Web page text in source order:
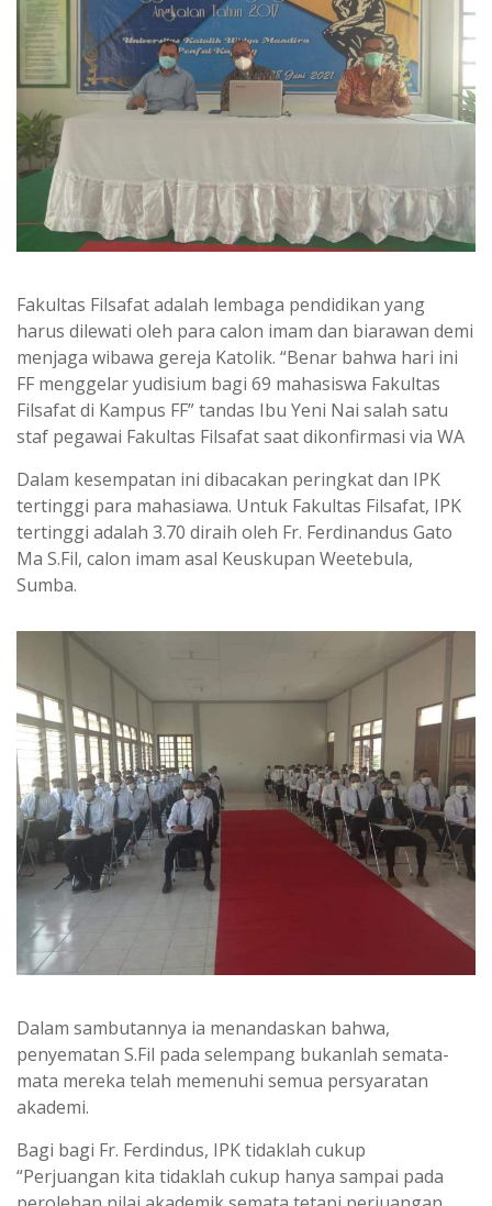
Fakultas Filsafat adalah lembaga pendidikan yang
harus dilewati oleh para calon imam dan biarawan demi
menjaga wibawa gereja Katolik. “Benar bahwa hari ini
FF menggelar yudisium bagi 69 mahasiswa Fakultas
Filsafat di Kampus FF” tandas Ibu Yeni Nai salah satu
staf pegawai Fakultas Filsafat saat dikonfirmasi via WA
Dalam kesempatan ini dibacakan peringkat dan IPK
tertinggi para mahasiawa. Untuk Fakultas Filsafat, IPK
tertinggi adalah 3.70 diraih oleh Fr. Ferdinandus Gato
Ma S.Fil, calon imam asal Keuskupan Weetebula,
Sumba.
Dalam sambutannya ia menandaskan bahwa,
penyematan S.Fil pada selempang bukanlah semata-
mata mereka telah memenuhi semua persyaratan
akademi.
Bagi bagi Fr. Ferdindus, IPK tidaklah cukup
“Perjuangan kita tidaklah cukup hanya sampai pada